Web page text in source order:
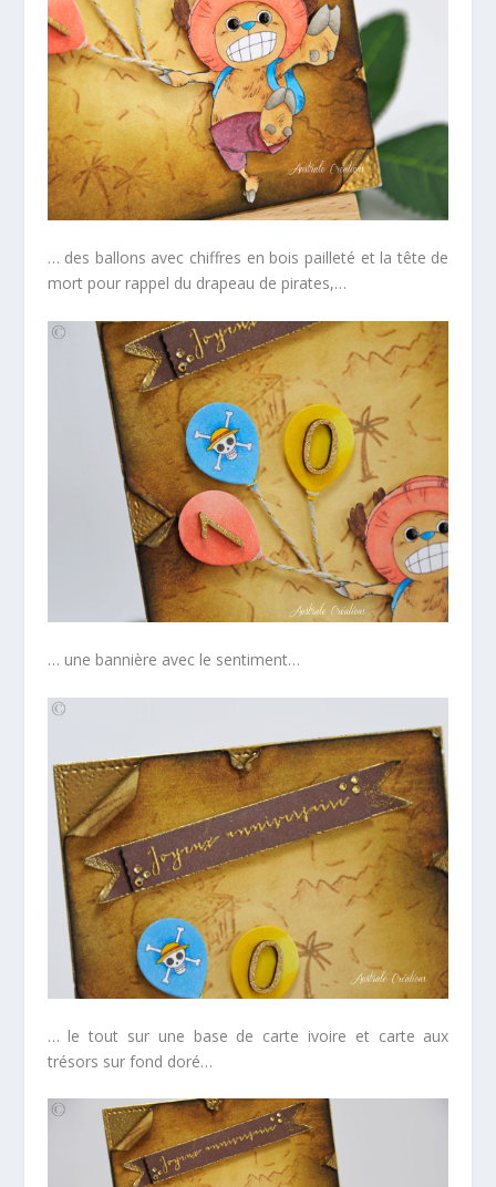
… des ballons avec chiffres en bois pailleté et la tête de
mort pour rappel du drapeau de pirates,…
… une bannière avec le sentiment…
… le tout sur une base de carte ivoire et carte aux
trésors sur fond doré…